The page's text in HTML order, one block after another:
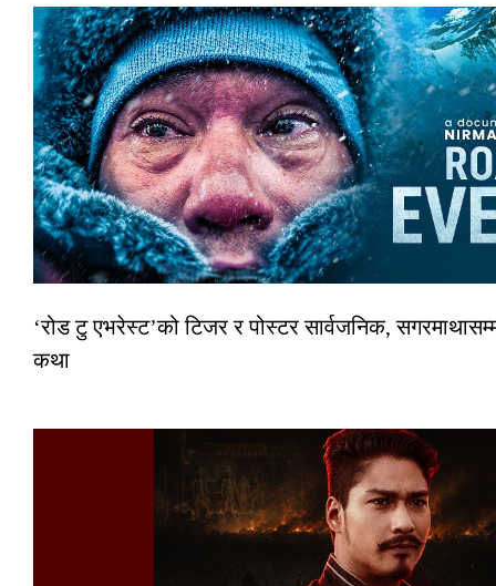
‘रोड टु एभरेस्ट’को टिजर र पोस्टर सार्वजनिक,
कथा